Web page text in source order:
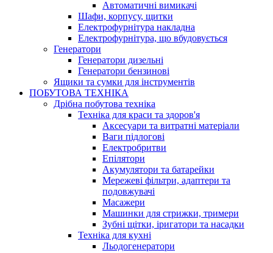
Автоматичні вимикачі
Шафи, корпусу, щитки
Електрофурнітура накладна
Електрофурнітура, що вбудовується
Генератори
Генератори дизельні
Генератори бензинові
Ящики та сумки для інструментів
ПОБУТОВА ТЕХНІКА
Дрібна побутова техніка
Техніка для краси та здоров'я
Аксесуари та витратні матеріали
Ваги підлогові
Електробритви
Епілятори
Акумулятори та батарейки
Мережеві фільтри, адаптери та
подовжувачі
Масажери
Машинки для стрижки, тримери
Зубні щітки, іригатори та насадки
Техніка для кухні
Льодогенератори